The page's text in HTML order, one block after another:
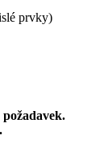
prvky)